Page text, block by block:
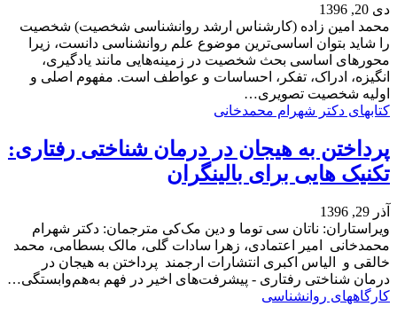
دی 20, 1396
محمد امین زاده (کارشناس ارشد روانشناسی شخصیت) شخصیت
را شاید بتوان اساسی‌ترین موضوع علم روانشناسی دانست، زیرا
محورهای اساسی بحث شخصیت در زمینه‌هایی مانند یادگیری،
انگیزه، ادراک، تفکر، احساسات و عواطف است. مفهوم اصلی و
اولیه شخصیت تصویری…
کتابهای دکتر شهرام محمدخانی
پرداختن به هیجان در درمان شناختی رفتاری:
تکنیک هایی برای بالینگران
آذر 29, 1396
ویراستاران: ناتان سی توما و دین مک‌کی مترجمان: دکتر شهرام
محمدخانی امیر اعتمادی، زهرا سادات گلی، مالک بسطامی، محمد
خالقی و الیاس اکبری انتشارات ارجمند پرداختن به هیجان در
درمان شناختی رفتاری - پیشرفت‌های اخیر در فهم به‌هم‌وابستگی…
کارگاههای روانشناسی